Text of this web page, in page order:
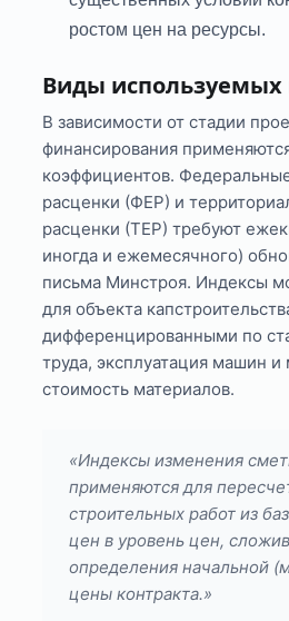
ростом цен на ресурсы.
Виды используемых
В зависимости от стадии
финансирования
коэффициентов.
расценки (ФЕР) и
расценки (ТЕР) требуют
иногда и ежемесячного)
письма Минстроя. Индексы
для объекта
дифференцированными по
труда, эксплуатация машин и
стоимость материалов.
«Индексы изменения
применяются для
строительных работ из
цен в уровень цен,
определения начальной
цены контракта.»